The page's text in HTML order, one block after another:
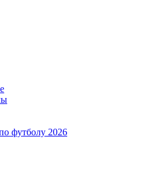
футболу 2026